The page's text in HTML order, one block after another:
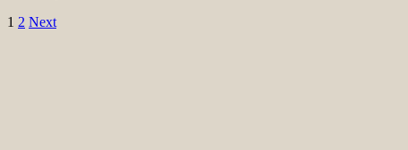
Seitennummerierung
1 2 Next